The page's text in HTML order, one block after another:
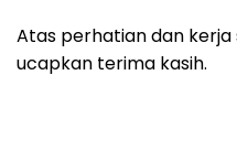
Atas perhatian dan kerja
ucapkan terima kasih.